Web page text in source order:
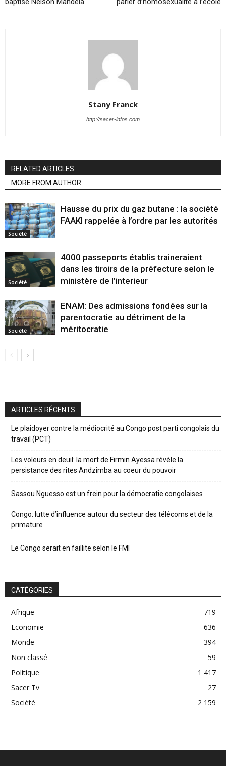
Stany Franck
http://sacer-infos.com
RELATED ARTICLES
MORE FROM AUTHOR
Société
Hausse du prix du gaz butane : la société
FAAKI rappelée à l’ordre par les autorités
Société
4000 passeports établis traineraient
dans les tiroirs de la préfecture selon le
ministère de l’interieur
Société
ENAM: Des admissions fondées sur la
parentocratie au détriment de la
méritocratie
ARTICLES RÉCENTS
Le plaidoyer contre la médiocrité au Congo post parti congolais du
travail (PCT)
Les voleurs en deuil: la mort de Firmin Ayessa révèle la
persistance des rites Andzimba au coeur du pouvoir
Sassou Nguesso est un frein pour la démocratie congolaises
Congo: lutte d’influence autour du secteur des télécoms et de la
primature
Le Congo serait en faillite selon le FMI
CATÉGORIES
Afrique
719
Economie
636
Monde
394
Non classé
59
Politique
1 417
Sacer Tv
27
Société
2 159